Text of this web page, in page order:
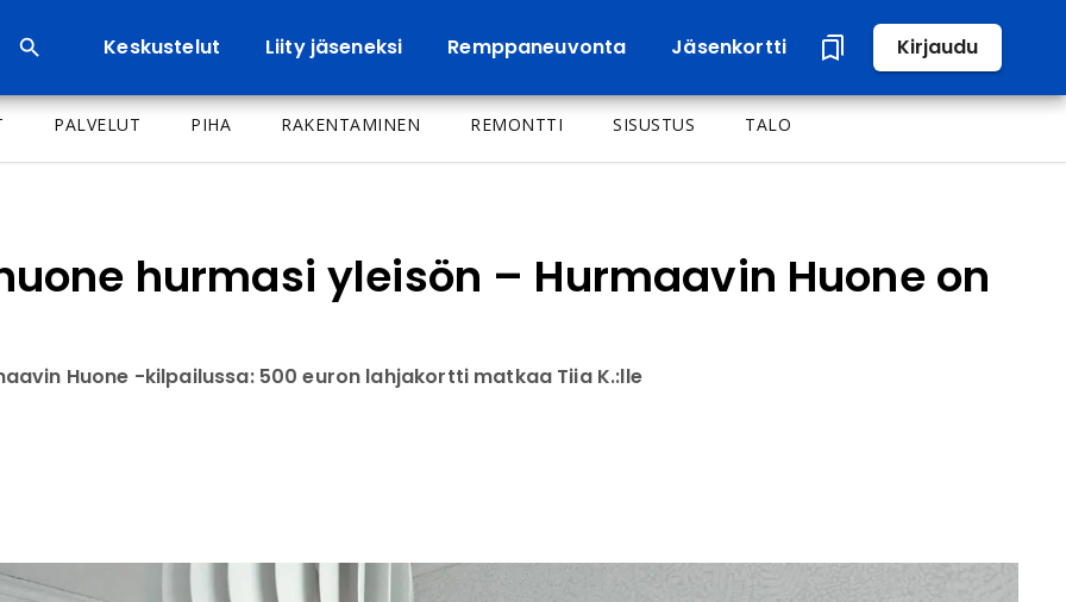
Keskustelut Liity jäseneksi Remppaneuvonta Jäsenkortti Kirjaudu
PALVELUT PIHA RAKENTAMINEN REMONTTI SISUSTUS TALO
hurmasi yleisön – Hurmaavin Huone on
Huone -kilpailussa: 500 euron lahjakortti matkaa Tiia K.:lle